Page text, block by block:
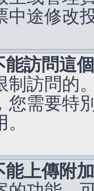
中途修改
能訪問這
制訪問的
您需要特
能上傳附